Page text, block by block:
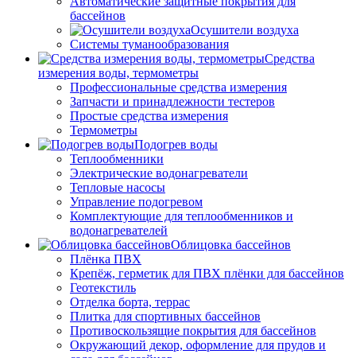
бассейнов
Осушители воздуха
Системы туманообразования
Средства
измерения воды, термометры
Профессиональные средства измерения
Запчасти и принадлежности тестеров
Простые средства измерения
Термометры
Подогрев воды
Теплообменники
Электрические водонагреватели
Тепловые насосы
Управление подогревом
Комплектующие для теплообменников и
водонагревателей
Облицовка бассейнов
Плёнка ПВХ
Крепёж, герметик для ПВХ плёнки для бассейнов
Геотекстиль
Отделка борта, террас
Плитка для спортивных бассейнов
Противоскользящие покрытия для бассейнов
Окружающий декор, оформление для прудов и